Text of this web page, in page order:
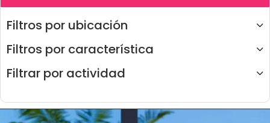
Filtros por ubicación
Filtros por característica
Filtrar por actividad